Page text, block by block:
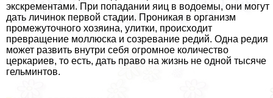
экскрементами. При попадании яиц в водоемы, они могут
дать личинок первой стадии. Проникая в организм
промежуточного хозяина, улитки, происходит
превращение моллюска и созревание редий. Одна редия
может развить внутри себя огромное количество
церкариев, то есть, дать право на жизнь не одной тысяче
гельминтов.